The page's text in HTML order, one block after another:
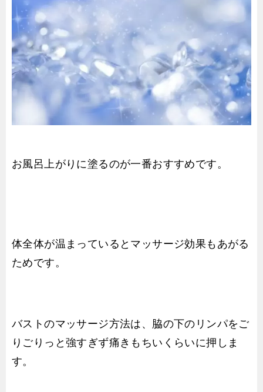
お風呂上がりに塗るのが一番おすすめです。
体全体が温まっているとマッサージ効果もあがる
ためです。
バストのマッサージ方法は、脇の下のリンパをご
りごりっと強すぎず痛きもちいくらいに押しま
す。